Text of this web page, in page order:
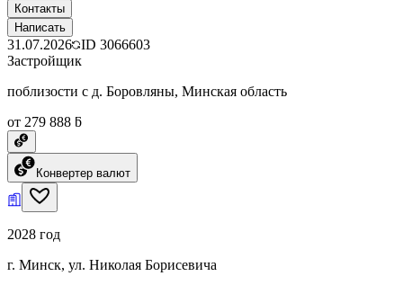
Контакты
Написать
31.07.2026 ID 3066603
Застройщик
поблизости с д. Боровляны, Минская область
от 279 888 ƃ
Конвертер валют
2028 год
г. Минск, ул. Николая Борисевича